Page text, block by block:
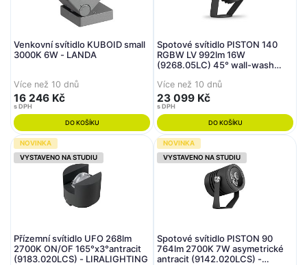
Venkovní svítidlo KUBOID small
3000K 6W - LANDA
Více než 10 dnů
16 246 Kč
s DPH
DO KOŠÍKU
Spotové svítidlo PISTON 140
RGBW LV 992lm 16W
(9268.05LC) 45° wall-wash
Více než 10 dnů
23 099 Kč
s DPH
DO KOŠÍKU
NOVINKA
VYSTAVENO NA STUDIU
Přízemní svítidlo UFO 268lm
2700K ON/OF 165°x3°antracit
(9183.020LCS) - LIRALIGHTING
NOVINKA
VYSTAVENO NA STUDIU
Spotové svítidlo PISTON 90
764lm 2700K 7W asymetrické
antracit (9142.020LCS) -